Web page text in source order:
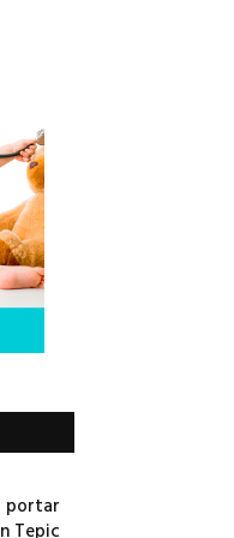
portar
Tepic